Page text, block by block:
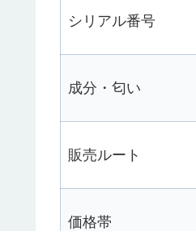
シリアル番号
成分・匂い
販売ルート
価格帯